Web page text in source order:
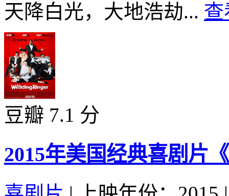
天降白光，大地浩劫... 查
豆瓣 7.1 分
2015年美国经典喜剧片